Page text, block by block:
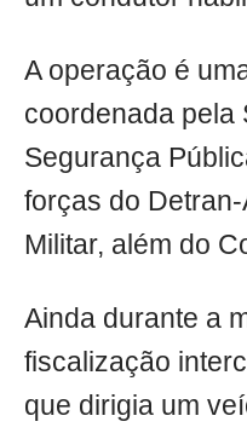
A operação é
coordenada pela
Segurança
forças do
Militar, além do
Ainda durante a
fiscalização
que dirigia um